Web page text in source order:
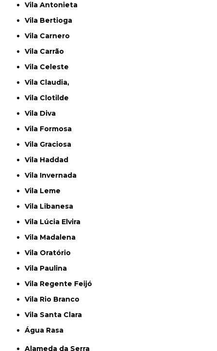
Vila Antonieta
Vila Bertioga
Vila Carnero
Vila Carrão
Vila Celeste
Vila Claudia,
Vila Clotilde
Vila Diva
Vila Formosa
Vila Graciosa
Vila Haddad
Vila Invernada
Vila Leme
Vila Libanesa
Vila Lúcia Elvira
Vila Madalena
Vila Oratório
Vila Paulina
Vila Regente Feijó
Vila Rio Branco
Vila Santa Clara
Água Rasa
Alameda da Serra